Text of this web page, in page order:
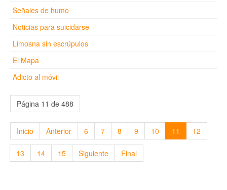
Señales de humo
Noticias para suicidarse
Limosna sin escrúpulos
El Mapa
Adicto al móvil
Página 11 de 488
Inicio Anterior 6 7 8 9 10 11 12
13 14 15 Siguiente Final